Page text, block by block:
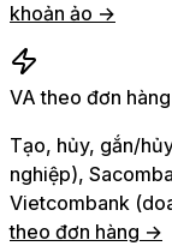
khoản ảo →
VA theo đơn hàng
Tạo, hủy, gắn/
nghiệp),
Vietcombank
theo đơn hàng →